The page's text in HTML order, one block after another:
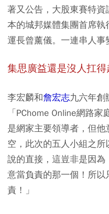
著又公告，大股東賽特
本的城邦媒體集團首席
運長曾薰儀。一連串人事
集思廣益還是沒人扛得
李宏麟和詹宏志九六年創
「PChome Online網路
是網家主要領導者，但
空，此次的五人小組之
說的直接，這豈非是因
意當負責的那一個！所
責！」